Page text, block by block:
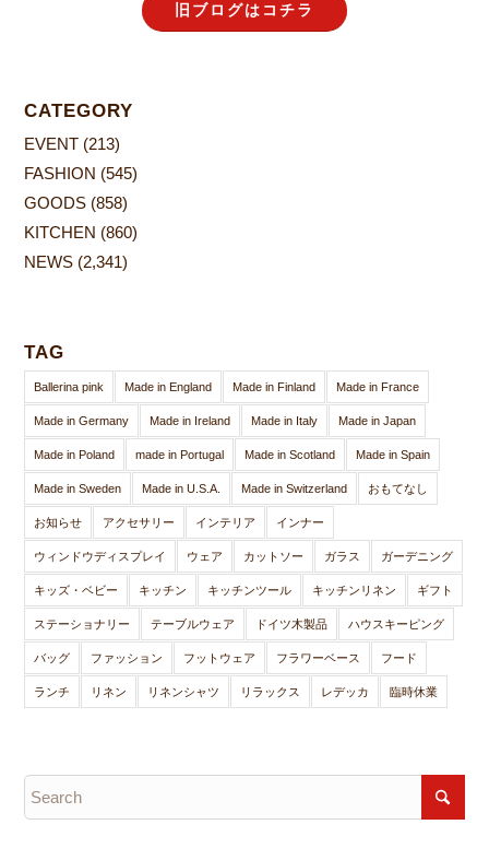
旧ブログはコチラ
CATEGORY
EVENT (213)
FASHION (545)
GOODS (858)
KITCHEN (860)
NEWS (2,341)
TAG
Ballerina pink Made in England Made in Finland Made in France
Made in Germany Made in Ireland Made in Italy Made in Japan
Made in Poland made in Portugal Made in Scotland Made in Spain
Made in Sweden Made in U.S.A. Made in Switzerland おもてなし
お知らせ アクセサリー インテリア インナー
ウィンドウディスプレイ ウェア カットソー ガラス ガーデニング
キッズ・ベビー キッチン キッチンツール キッチンリネン ギフト
ステーショナリー テーブルウェア ドイツ木製品 ハウスキーピング
バッグ ファッション フットウェア フラワーベース フード
ランチ リネン リネンシャツ リラックス レデッカ 臨時休業